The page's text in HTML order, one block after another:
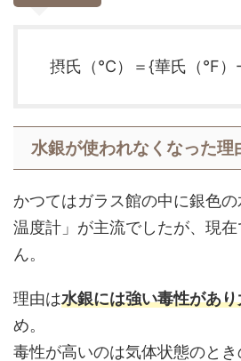
摂氏（°C）＝{華氏（°F
水銀が使われなくなった理
かつてはガラス館の中に銀色
温度計」が主流でしたが、現
ん。
理由は水銀には強い毒性があ
め。
毒性が高いのは気体状態のと